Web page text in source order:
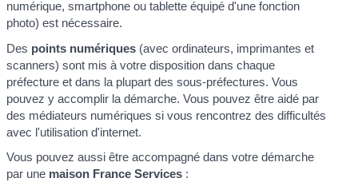
numérique, smartphone ou tablette équipé d'une fonction
photo) est nécessaire.
Des points numériques (avec ordinateurs, imprimantes et
scanners) sont mis à votre disposition dans chaque
préfecture et dans la plupart des sous-préfectures. Vous
pouvez y accomplir la démarche. Vous pouvez être aidé par
des médiateurs numériques si vous rencontrez des difficultés
avec l'utilisation d'internet.
Vous pouvez aussi être accompagné dans votre démarche
par une maison France Services :